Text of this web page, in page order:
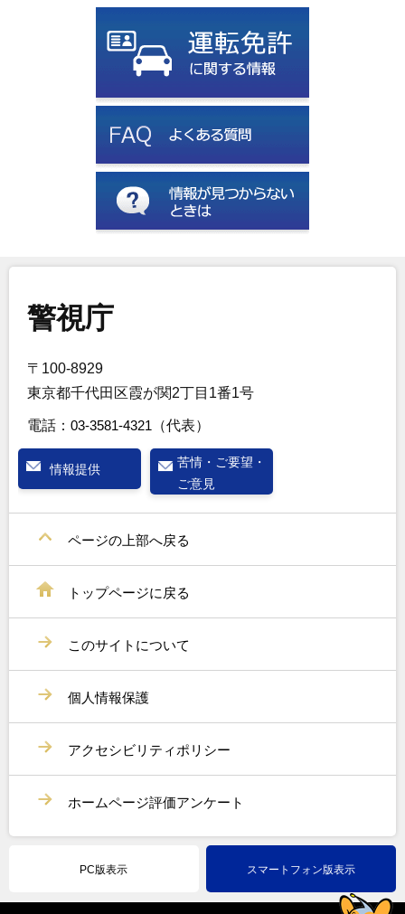
警視庁
〒100-8929
東京都千代田区霞が関2丁目1番1号
電話： 03-3581-4321 （代表）
情報提供
苦情・ご要望・
ご意見
ページの上部へ戻る
トップページに戻る
このサイトについて
個人情報保護
アクセシビリティポリシー
ホームページ評価アンケート
PC版表示 スマートフォン版表示